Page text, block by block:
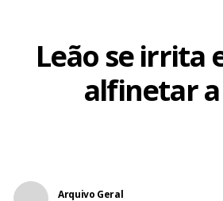
Leão se irrita
alfinetar a
Arquivo Geral